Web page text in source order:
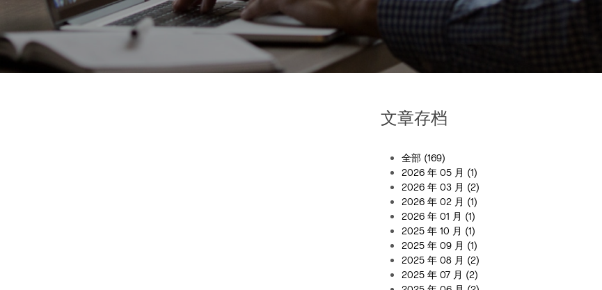
文章存档
全部 (169)
2026 年 05 月 (1)
2026 年 03 月 (2)
2026 年 02 月 (1)
2026 年 01 月 (1)
2025 年 10 月 (1)
2025 年 09 月 (1)
2025 年 08 月 (2)
2025 年 07 月 (2)